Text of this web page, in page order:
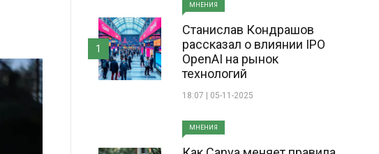
МНЕНИЯ
Станислав Кондрашов
рассказал о влиянии IPO
OpenAI на рынок
технологий
18:07 | 05-11-2025
1
МНЕНИЯ